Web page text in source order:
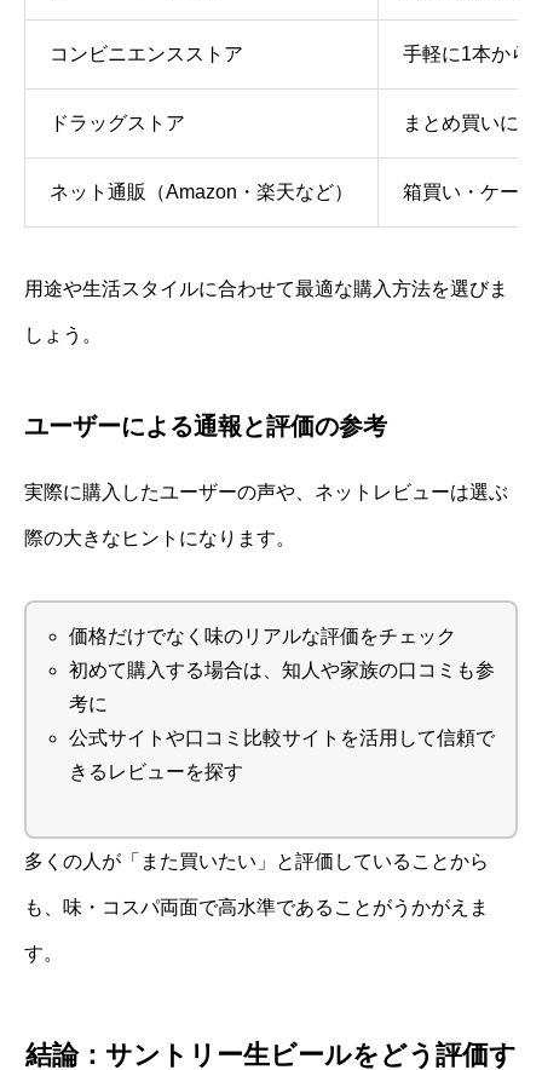
コンビニエンスストア 手軽に1本から
ドラッグストア まとめ買いに
ネット通販（Amazon・楽天など） 箱買い・ケー
用途や生活スタイルに合わせて最適な購入方法を選びま
しょう。
ユーザーによる通報と評価の参考
実際に購入したユーザーの声や、ネットレビューは選ぶ
際の大きなヒントになります。
価格だけでなく味のリアルな評価をチェック
初めて購入する場合は、知人や家族の口コミも参
考に
公式サイトや口コミ比較サイトを活用して信頼で
きるレビューを探す
多くの人が「また買いたい」と評価していることから
も、味・コスパ両面で高水準であることがうかがえま
す。
結論：サントリー生ビールをどう評価す